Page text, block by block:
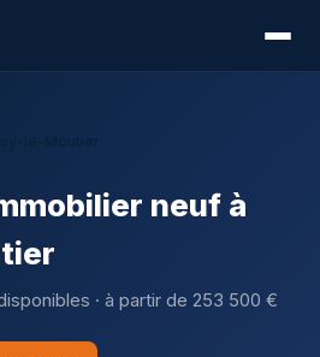
neuf à
· à partir de 253 500 €